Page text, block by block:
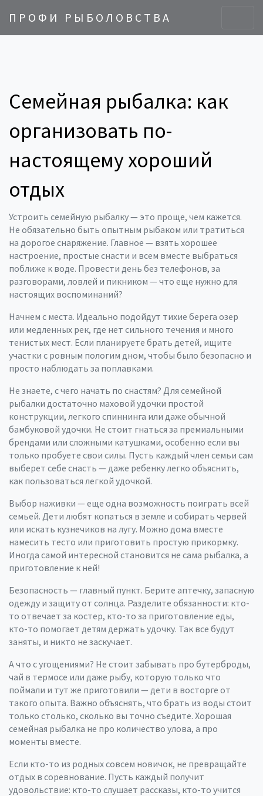
ПРОФИ РЫБОЛОВСТВА
Семейная рыбалка: как
организовать по-
настоящему хороший
отдых
Устроить семейную рыбалку — это проще, чем кажется.
Не обязательно быть опытным рыбаком или тратиться
на дорогое снаряжение. Главное — взять хорошее
настроение, простые снасти и всем вместе выбраться
поближе к воде. Провести день без телефонов, за
разговорами, ловлей и пикником — что еще нужно для
настоящих воспоминаний?
Начнем с места. Идеально подойдут тихие берега озер
или медленных рек, где нет сильного течения и много
тенистых мест. Если планируете брать детей, ищите
участки с ровным пологим дном, чтобы было безопасно и
просто наблюдать за поплавками.
Не знаете, с чего начать по снастям? Для семейной
рыбалки достаточно маховой удочки простой
конструкции, легкого спиннинга или даже обычной
бамбуковой удочки. Не стоит гнаться за премиальными
брендами или сложными катушками, особенно если вы
только пробуете свои силы. Пусть каждый член семьи сам
выберет себе снасть — даже ребенку легко объяснить,
как пользоваться легкой удочкой.
Выбор наживки — еще одна возможность поиграть всей
семьей. Дети любят копаться в земле и собирать червей
или искать кузнечиков на лугу. Можно дома вместе
намесить тесто или приготовить простую прикормку.
Иногда самой интересной становится не сама рыбалка, а
приготовление к ней!
Безопасность — главный пункт. Берите аптечку, запасную
одежду и защиту от солнца. Разделите обязанности: кто-
то отвечает за костер, кто-то за приготовление еды,
кто-то помогает детям держать удочку. Так все будут
заняты, и никто не заскучает.
А что с угощениями? Не стоит забывать про бутерброды,
чай в термосе или даже рыбу, которую только что
поймали и тут же приготовили — дети в восторге от
такого опыта. Важно объяснять, что брать из воды стоит
только столько, сколько вы точно съедите. Хорошая
семейная рыбалка не про количество улова, а про
моменты вместе.
Если кто-то из родных совсем новичок, не превращайте
отдых в соревнование. Пусть каждый получит
удовольствие: кто-то слушает рассказы, кто-то учится